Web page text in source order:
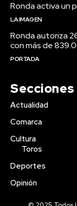
Ronda activa un
LA IMAGEN
Ronda autoriza
con más de
PORTADA
Secciones
Actualidad
Comarca
Cultura
Toros
Deportes
Opinión